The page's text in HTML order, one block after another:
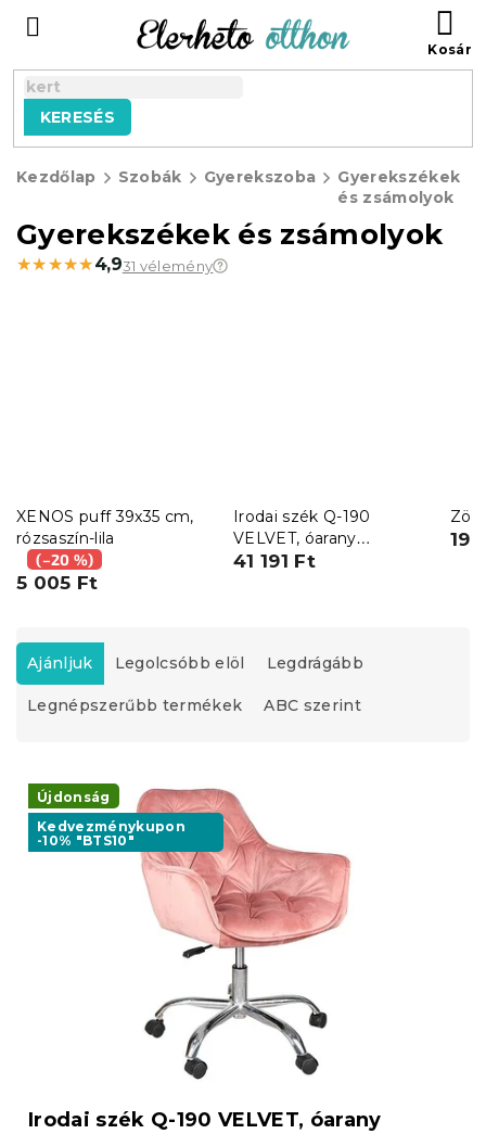
tartalomhoz
KERESÉS
Kezdőlap Szobák Gyerekszoba
Gyerekszékek
és zsámolyok
Gyerekszékek és zsámolyok
★★★★★
★★★★★4,931 vélemény
XENOS puff 39x35 cm,
rózsaszín-lila
(–20 %)
5 005 Ft
Irodai szék Q-190
VELVET, óarany
rózsaszín
41 191 Ft
19
T
e
r
m
e
k
e
Ajánljuk Legolcsóbb elöl Legdrágább
Legnépszerűbb termékek ABC szerint
m
Újdonság
Kedvezménykupon
-10% "BTS10"
Irodai szék Q-190 VELVET, óarany